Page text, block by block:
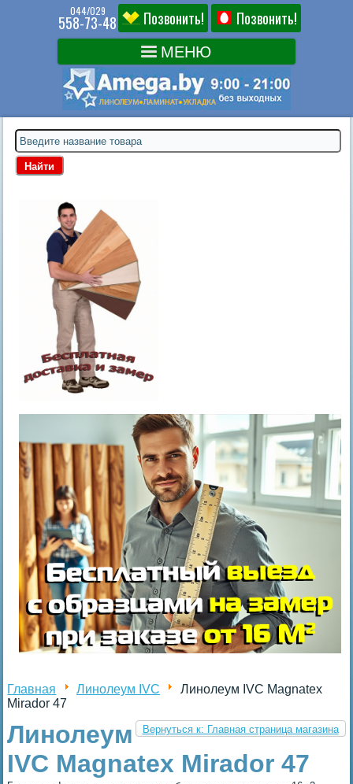
044/029
558-73-48 Позвонить! Позвонить!
Главная Линолеум IVC
Линолеум IVC Magnatex
Mirador 47
Вернуться к: Главная страница магазина
Линолеум
IVC Magnatex Mirador 47